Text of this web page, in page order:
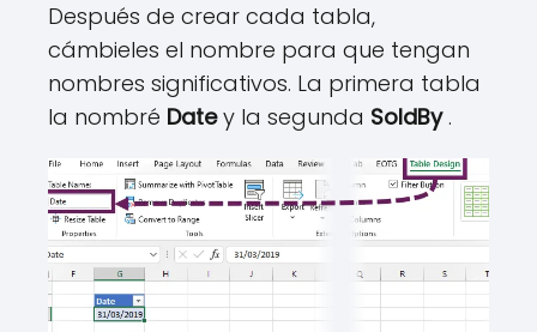
Después de crear cada tabla,
cámbieles el nombre para que tengan
nombres significativos. La primera tabla
la nombré Datey la segunda SoldBy.